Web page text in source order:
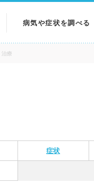
病気や症状を調べる
病気を調べる
治療
症状